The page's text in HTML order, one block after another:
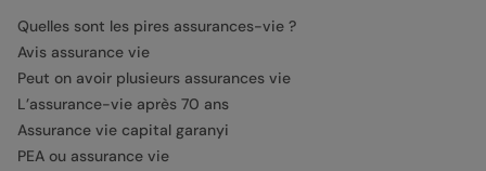
Quelles sont les pires assurances-vie ?
Avis assurance vie
Peut on avoir plusieurs assurances vie
L’assurance-vie après 70 ans
Assurance vie capital garanyi
PEA ou assurance vie